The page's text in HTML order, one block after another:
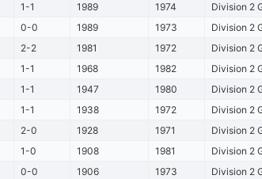
1-1 1989 1974
Division 2
0-0 1989 1973
Division 2
2-2 1981 1972
Division 2
1-1 1968 1982
Division 2
1-1 1947 1980
Division 2
1-1 1938 1972
Division 2
2-0 1928 1971
Division 2
1-0 1908 1981
Division 2
0-0 1906 1973
Division 2